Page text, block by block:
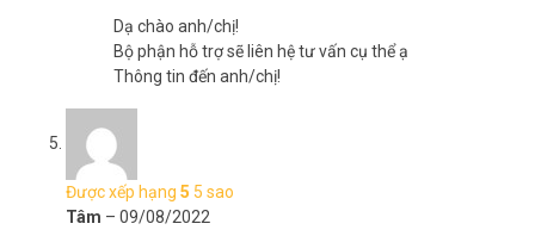
Dạ chào anh/chị!
Bộ phận hỗ trợ sẽ liên hệ tư vấn cụ thể ạ
Thông tin đến anh/chị!
Được xếp hạng 5 5 sao
Tâm – 09/08/2022